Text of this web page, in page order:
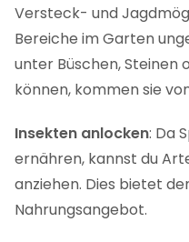
Versteck- und
Bereiche im Garten
unter Büschen, Steinen
können, kommen sie
Insekten anlocken: Da
ernähren, kannst du
anziehen. Dies bietet
Nahrungsangebot.